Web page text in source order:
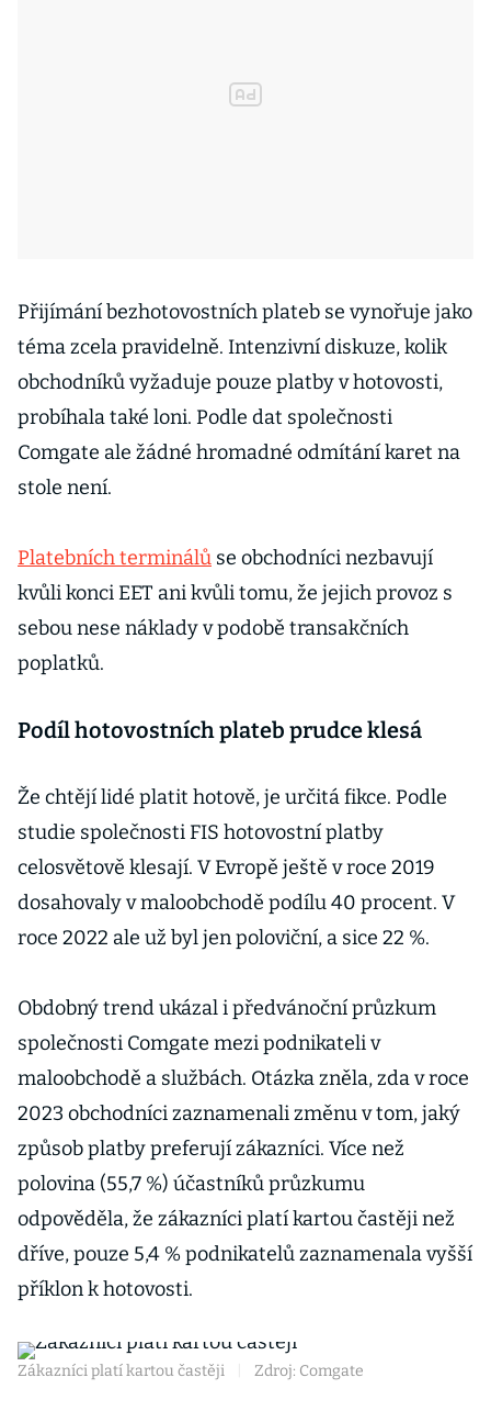
Přijímání bezhotovostních plateb se vynořuje jako
téma zcela pravidelně. Intenzivní diskuze, kolik
obchodníků vyžaduje pouze platby v hotovosti,
probíhala také loni. Podle dat společnosti
Comgate ale žádné hromadné odmítání karet na
stole není.
Platebních terminálů se obchodníci nezbavují
kvůli konci EET ani kvůli tomu, že jejich provoz s
sebou nese náklady v podobě transakčních
poplatků.
Podíl hotovostních plateb prudce klesá
Že chtějí lidé platit hotově, je určitá fikce. Podle
studie společnosti FIS hotovostní platby
celosvětově klesají. V Evropě ještě v roce 2019
dosahovaly v maloobchodě podílu 40 procent. V
roce 2022 ale už byl jen poloviční, a sice 22 %.
Obdobný trend ukázal i předvánoční průzkum
společnosti Comgate mezi podnikateli v
maloobchodě a službách. Otázka zněla, zda v roce
2023 obchodníci zaznamenali změnu v tom, jaký
způsob platby preferují zákazníci. Více než
polovina (55,7 %) účastníků průzkumu
odpověděla, že zákazníci platí kartou častěji než
dříve, pouze 5,4 % podnikatelů zaznamenala vyšší
příklon k hotovosti.
Zákazníci platí kartou častěji Zdroj: Comgate